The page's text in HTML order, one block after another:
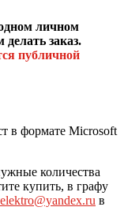
личном
делать заказ.
публичной
в формате Microsoft
количества
купить, в графу
в